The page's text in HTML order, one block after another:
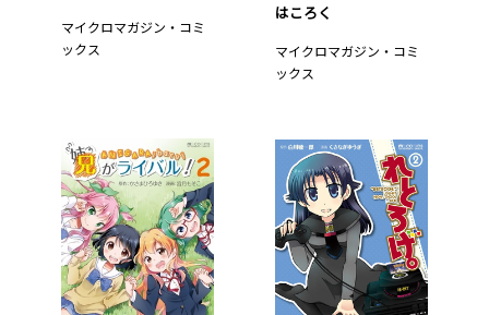
マイクロマガジン・コミ
ックス
はころく
マイクロマガジン・コミ
ックス